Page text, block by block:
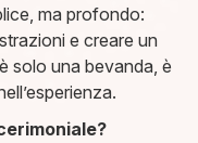
ma profondo:
e creare un
solo una bevanda, è